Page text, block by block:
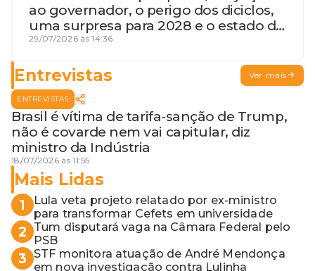
ao governador, o perigo dos diciclos,
uma surpresa para 2028 e o estado de
terceira guerra mundial
29/07/2026 às 14:36
Entrevistas Ver mais
ENTREVISTAS
Brasil é vítima de tarifa-sanção de Trump,
não é covarde nem vai capitular, diz
ministro da Indústria
18/07/2026 às 11:55
Mais Lidas
1
Lula veta projeto relatado por ex-ministro
para transformar Cefets em universidade
2
Tum disputará vaga na Câmara Federal pelo
PSB
3
STF monitora atuação de André Mendonça
em nova investigação contra Lulinha